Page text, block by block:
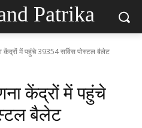
Patrika
केंद्रों में पहुंचे 39354 सर्विस पोस्टल बैलेट
केंद्रों में पहुंचे
बैलेट